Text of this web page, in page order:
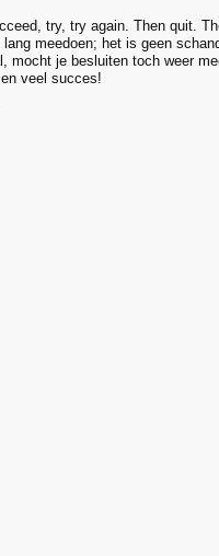
try, try again. Then quit.
meedoen; het is geen
mocht je besluiten toch weer
veel succes!